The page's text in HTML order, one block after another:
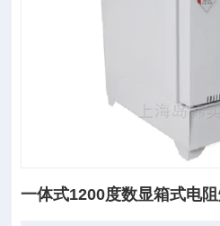
一体式1200度数显箱式电